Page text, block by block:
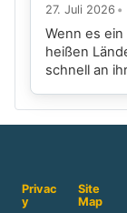
27. Juli 2026
Wenn es
heißen
schnell an
Privac
y
Site
Map